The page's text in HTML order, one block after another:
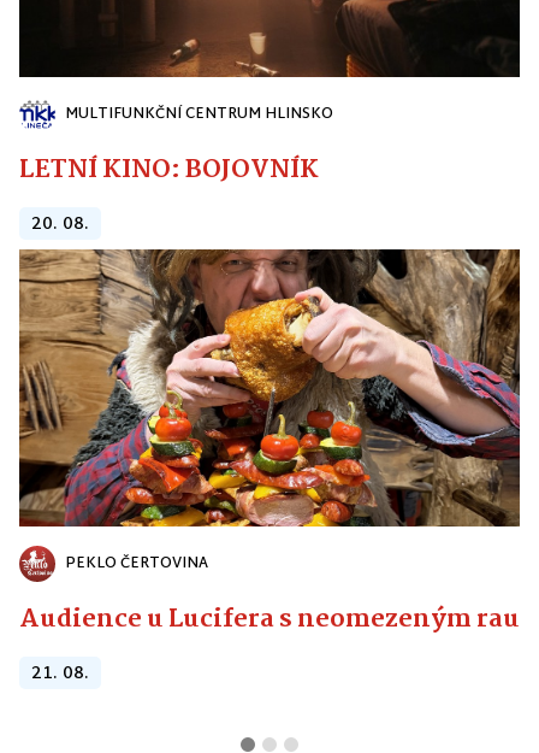
MULTIFUNKČNÍ CENTRUM HLINSKO
LETNÍ KINO: BOJOVNÍK
20. 08.
PEKLO ČERTOVINA
Audience u Lucifera s neomezeným
21. 08.